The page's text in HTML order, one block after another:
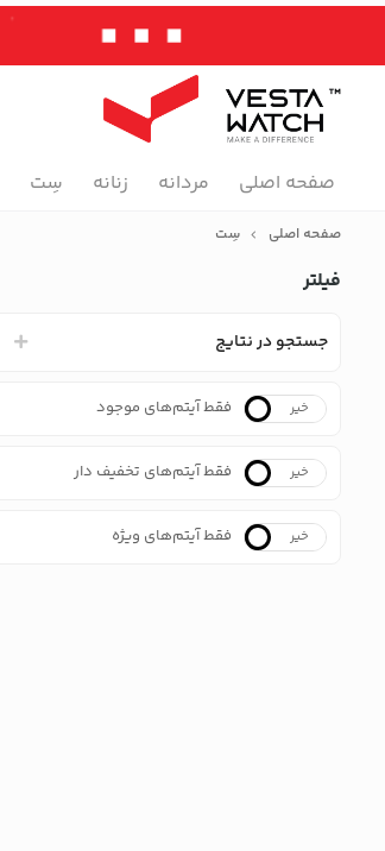
صفحه اصلی مردانه زنانه سِت
صفحه اصلی سِت
فیلتر
جستجو در نتایج
بله خیر فقط آیتم‌های موجود
بله خیر فقط آیتم‌های تخفیف دار
بله خیر فقط آیتم‌های ویژه